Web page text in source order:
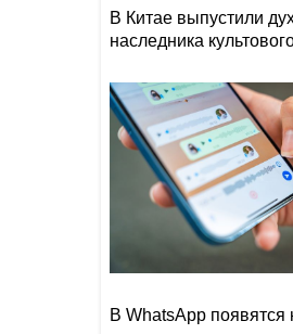
В Китае выпустили
наследника
В WhatsApp появятся